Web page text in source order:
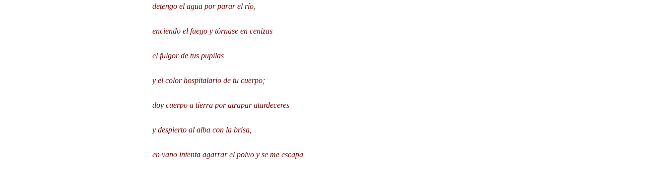
detengo el agua por parar el río,
enciendo el fuego y tórnase en cenizas
el fulgor de tus pupilas
y el color hospitalario de tu cuerpo;
doy cuerpo a tierra por atrapar atardeceres
y despierto al alba con la brisa,
en vano intenta agarrar el polvo y se me escapa